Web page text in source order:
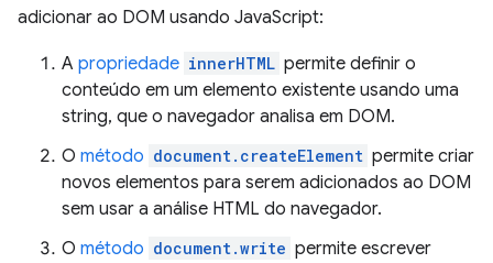
adicionar ao DOM usando JavaScript:
A propriedade innerHTML permite definir o
conteúdo em um elemento existente usando uma
string, que o navegador analisa em DOM.
O método document.createElement permite criar
novos elementos para serem adicionados ao DOM
sem usar a análise HTML do navegador.
O método document.write permite escrever